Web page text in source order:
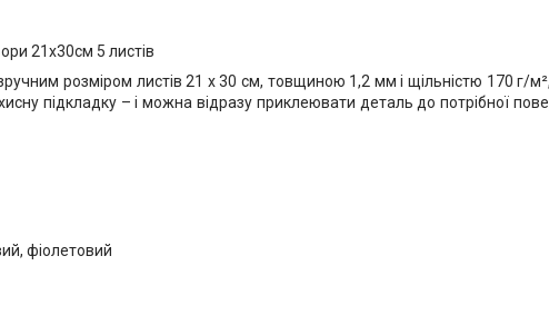
21х30см 5 листів
розміром листів 21 х 30 см, товщиною 1,2 мм і щільністю 170 г/м²,
підкладку – і можна відразу приклеювати деталь до потрібної
фіолетовий